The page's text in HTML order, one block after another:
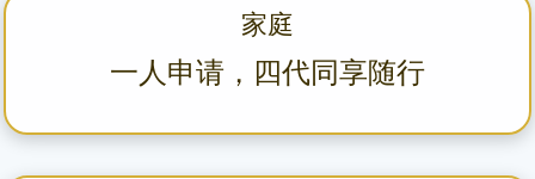
家庭
一人申请，四代同享随行